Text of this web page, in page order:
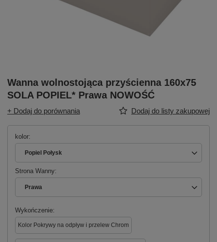
Wanna wolnostojąca przyścienna 160x75
SOLA POPIEL* Prawa NOWOŚĆ
+ Dodaj do porównania Dodaj do listy zakupowej
kolor
Popiel Połysk
Strona Wanny
Prawa
Wykończenie
Kolor Pokrywy na odpływ i przelew Chrom